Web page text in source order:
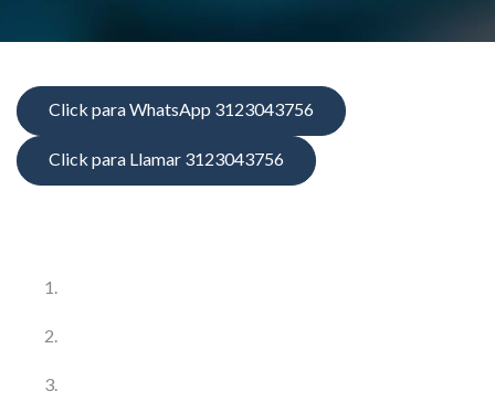
Click para WhatsApp 3123043756
Click para Llamar 3123043756